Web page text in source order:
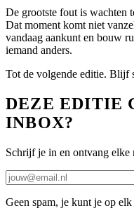
De grootste fout is wachten
Dat moment komt niet
vandaag aankunt en bouw
iemand anders.
Tot de volgende editie. Blijf
DEZE EDITIE
INBOX?
Schrijf je in en ontvang elke
Geen spam, je kunt je op